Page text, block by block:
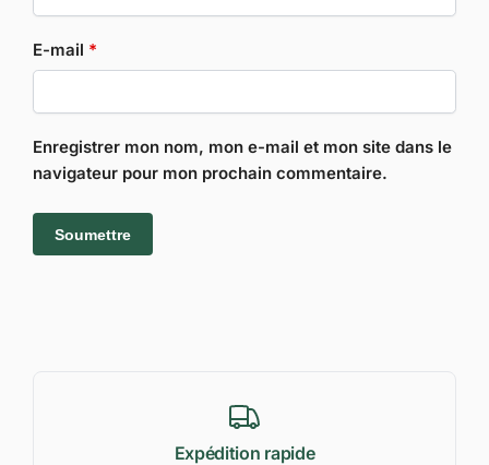
E-mail *
Enregistrer mon nom, mon e-mail et mon site dans le
navigateur pour mon prochain commentaire.
Expédition rapide